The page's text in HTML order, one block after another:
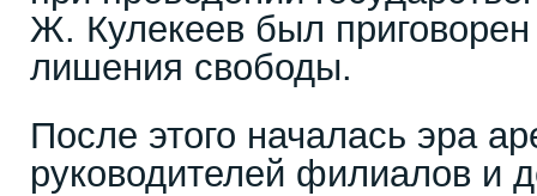
Ж. Кулекеев был приговорен
лишения свободы.
После этого началась эра
руководителей филиалов и